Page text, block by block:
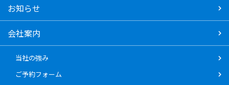
お知らせ
会社案内
当社の強み
ご予約フォーム